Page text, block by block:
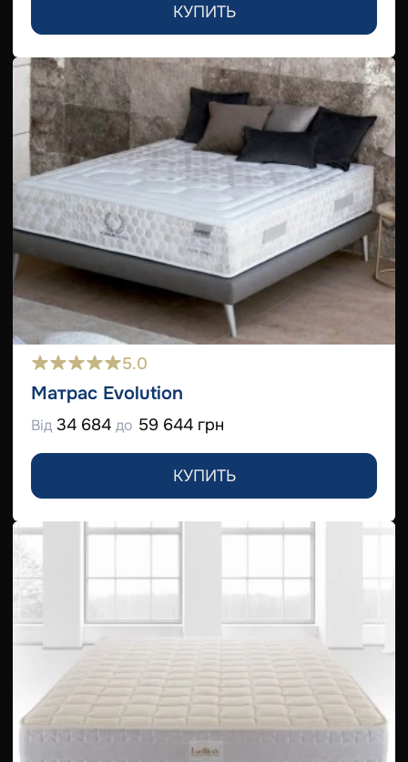
КУПИТЬ
5.0
Матрас Evolution
Від 34 684 до 59 644 грн
КУПИТЬ